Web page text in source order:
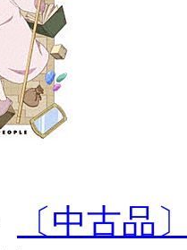
〔中古品